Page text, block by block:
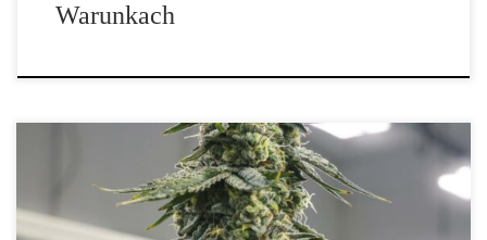
Warunkach
Dzisiaj mamy dla was listę odmian, produkujących największe
ilości trichomów. Łatwo jest wyhodować pąki z dużą ilością